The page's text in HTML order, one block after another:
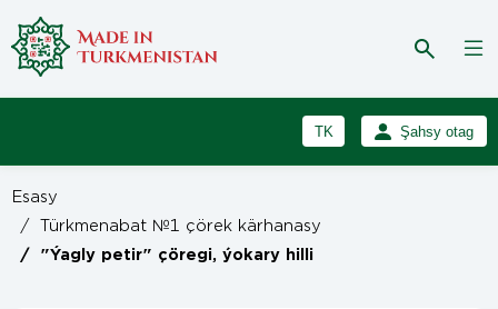
TK
RU
Şahsy otag
Esasy
/ Türkmenabat №1 çörek kärhanasy
/ "Ýagly petir" çöregi, ýokary hilli